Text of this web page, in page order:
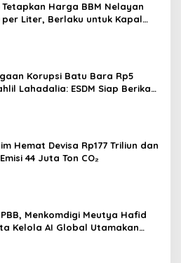
Harga BBM Nelayan
per Liter, Berlaku untuk Kapal
Korupsi Batu Bara Rp5
Lahadalia: ESDM Siap Berikan
Hemat Devisa Rp177 Triliun dan
44 Juta Ton CO₂
Menkomdigi Meutya Hafid
Kelola AI Global Utamakan
Anak